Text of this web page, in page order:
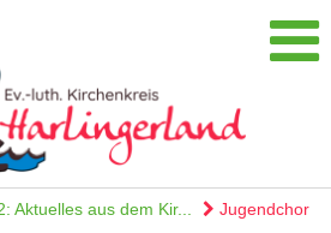
Aktuelles aus dem Kir... Jugendchor